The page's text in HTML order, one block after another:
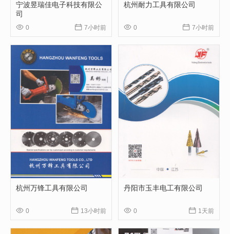
宁波昱瑞佳电子科技有限公
司
 0  7小时前
杭州耐力工具有限公司
 0  7小时前
杭州万锋工具有限公司
 0  13小时前
丹阳市玉丰电工有限公司
 0  1天前